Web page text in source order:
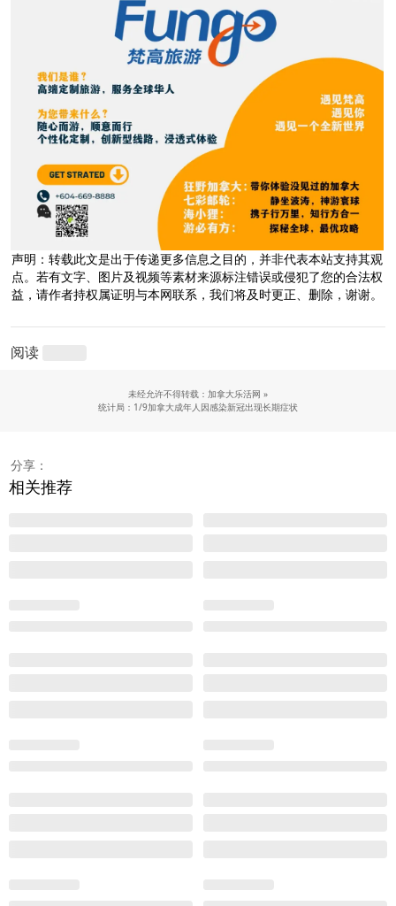
声明：转载此文是出于传递更多信息之目的，并非代表本站支持其观
点。若有文字、图片及视频等素材来源标注错误或侵犯了您的合法权
益，请作者持权属证明与本网联系，我们将及时更正、删除，谢谢。
阅读
未经允许不得转载：加拿大乐活网 »
统计局：1/9加拿大成年人因感染新冠出现长期症状
分享：
相关推荐